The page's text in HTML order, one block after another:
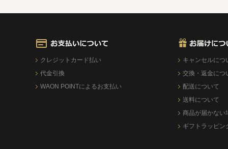
クレジットカード払い
代金引換
WAON POINTによるお支払い
キャンセルにつ
交換・返金につ
配送について
送料について
商品が届かない
ギフトラッピン